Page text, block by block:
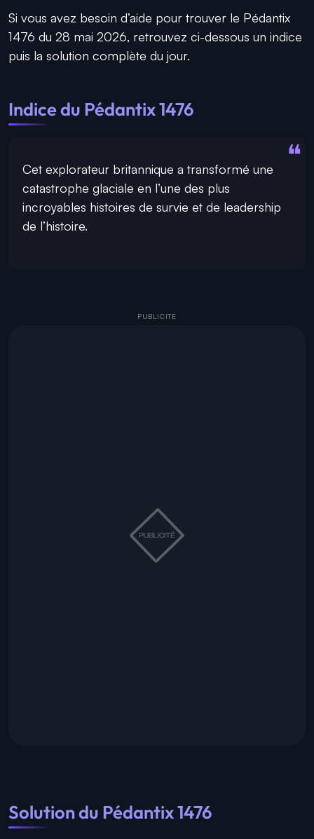
Si vous avez besoin d’aide pour trouver le Pédantix
1476 du 28 mai 2026, retrouvez ci-dessous un indice
puis la solution complète du jour.
Indice du Pédantix 1476
Cet explorateur britannique a transformé une
catastrophe glaciale en l’une des plus
incroyables histoires de survie et de leadership
de l’histoire.
Solution du Pédantix 1476